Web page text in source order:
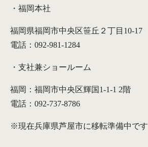
・福岡本社
福岡県福岡市中央区笹丘２丁目10-17
電話：092-981-1284
・支社兼ショールーム
福岡：福岡市中央区輝国1-1-1 2階
電話：092-737-8786
※現在兵庫県芦屋市に移転準備中です